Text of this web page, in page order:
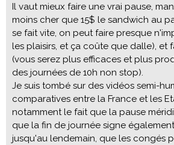
Il vaut mieux faire une vrai pause,
moins cher que 15$ le sandwich au
se fait vite, on peut faire presque
les plaisirs, et ça coûte que dalle), et
(vous serez plus efficaces et plus
des journées de 10h non stop).
Je suis tombé sur des vidéos semi-
comparatives entre la France et les
notamment le fait que la pause
que la fin de journée signe
jusqu'au lendemain, que les congés